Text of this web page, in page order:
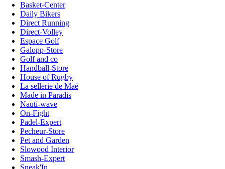
Basket-Center
Daily Bikers
Direct Running
Direct-Volley
Espace Golf
Galopp-Store
Golf and co
Handball-Store
House of Rugby
La sellerie de Maé
Made in Paradis
Nauti-wave
On-Fight
Padel-Expert
Pecheur-Store
Pet and Garden
Slowood Interior
Smash-Expert
Sneak'In